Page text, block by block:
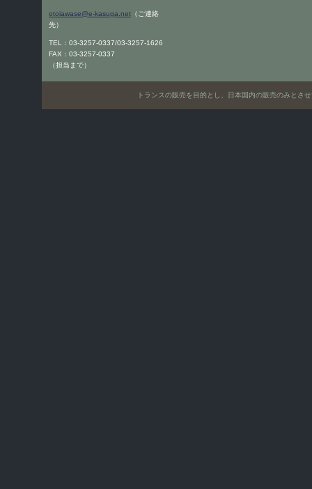
otoiawase@e-kasuga.net （ご連絡
先）
TEL：03-3257-0337/03-3257-1626
FAX：03-3257-0337
（担当まで）
トランスの販売を目的とし、日本国内の販売のみと